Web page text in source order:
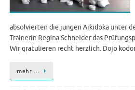
absolvierten die jungen Aikidoka unter
Trainerin Regina Schneider das
Wir gratulieren recht herzlich. Dojo
mehr …